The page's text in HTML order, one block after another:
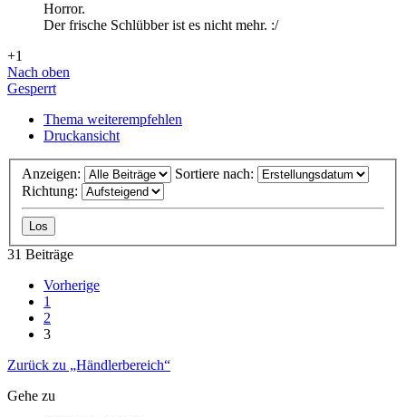
Horror.
Der frische Schlübber ist es nicht mehr. :/
+1
Nach oben
Gesperrt
Thema weiterempfehlen
Druckansicht
Anzeigen:
Sortiere nach:
Richtung:
31 Beiträge
Vorherige
1
2
3
Zurück zu „Händlerbereich“
Gehe zu